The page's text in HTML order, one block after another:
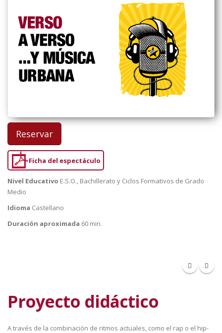
Reservar
Ficha del espectáculo
Nivel Educativo E.S.O., Bachillerato y Ciclos Formativos de Grado
Medio
Idioma Castellano
Duración aproximada 60 min.
Proyecto didáctico
A través de la combinación de ritmos actuales, como el rap o el hip-